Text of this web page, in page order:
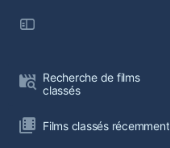
Recherche de films
classés
Films classés récemment